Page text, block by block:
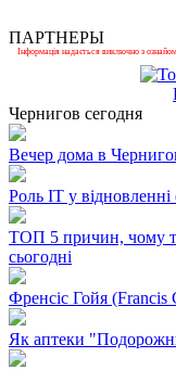
ПАРТНЕРЫ
Інформація надається виключно з
Чернигов сегодня
Вечер дома в
Роль ІТ у
ТОП 5 причин, чому
сьогодні
Френсіс Гойя (Francis
Як аптеки